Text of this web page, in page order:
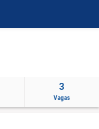
3
Vagas